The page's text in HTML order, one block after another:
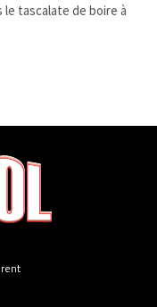
tascalate de boire à